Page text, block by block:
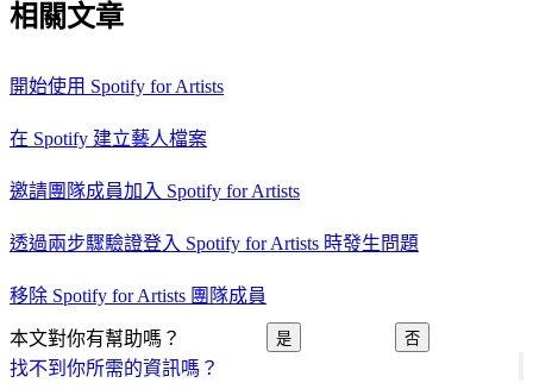
找不到你所需的資訊嗎？
相關文章
開始使用 Spotify for Artists
在 Spotify 建立藝人檔案
邀請團隊成員加入 Spotify for Artists
透過兩步驟驗證登入 Spotify for Artists 時發生問題
移除 Spotify for Artists 團隊成員
本文對你有幫助嗎？ 是 否